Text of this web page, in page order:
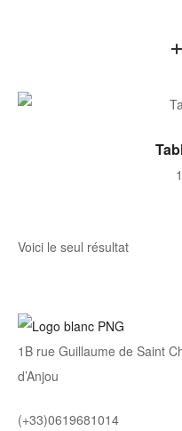
Voici le seul résultat
1B rue Guillaume de Saint
d’Anjou
(+33)0619681014